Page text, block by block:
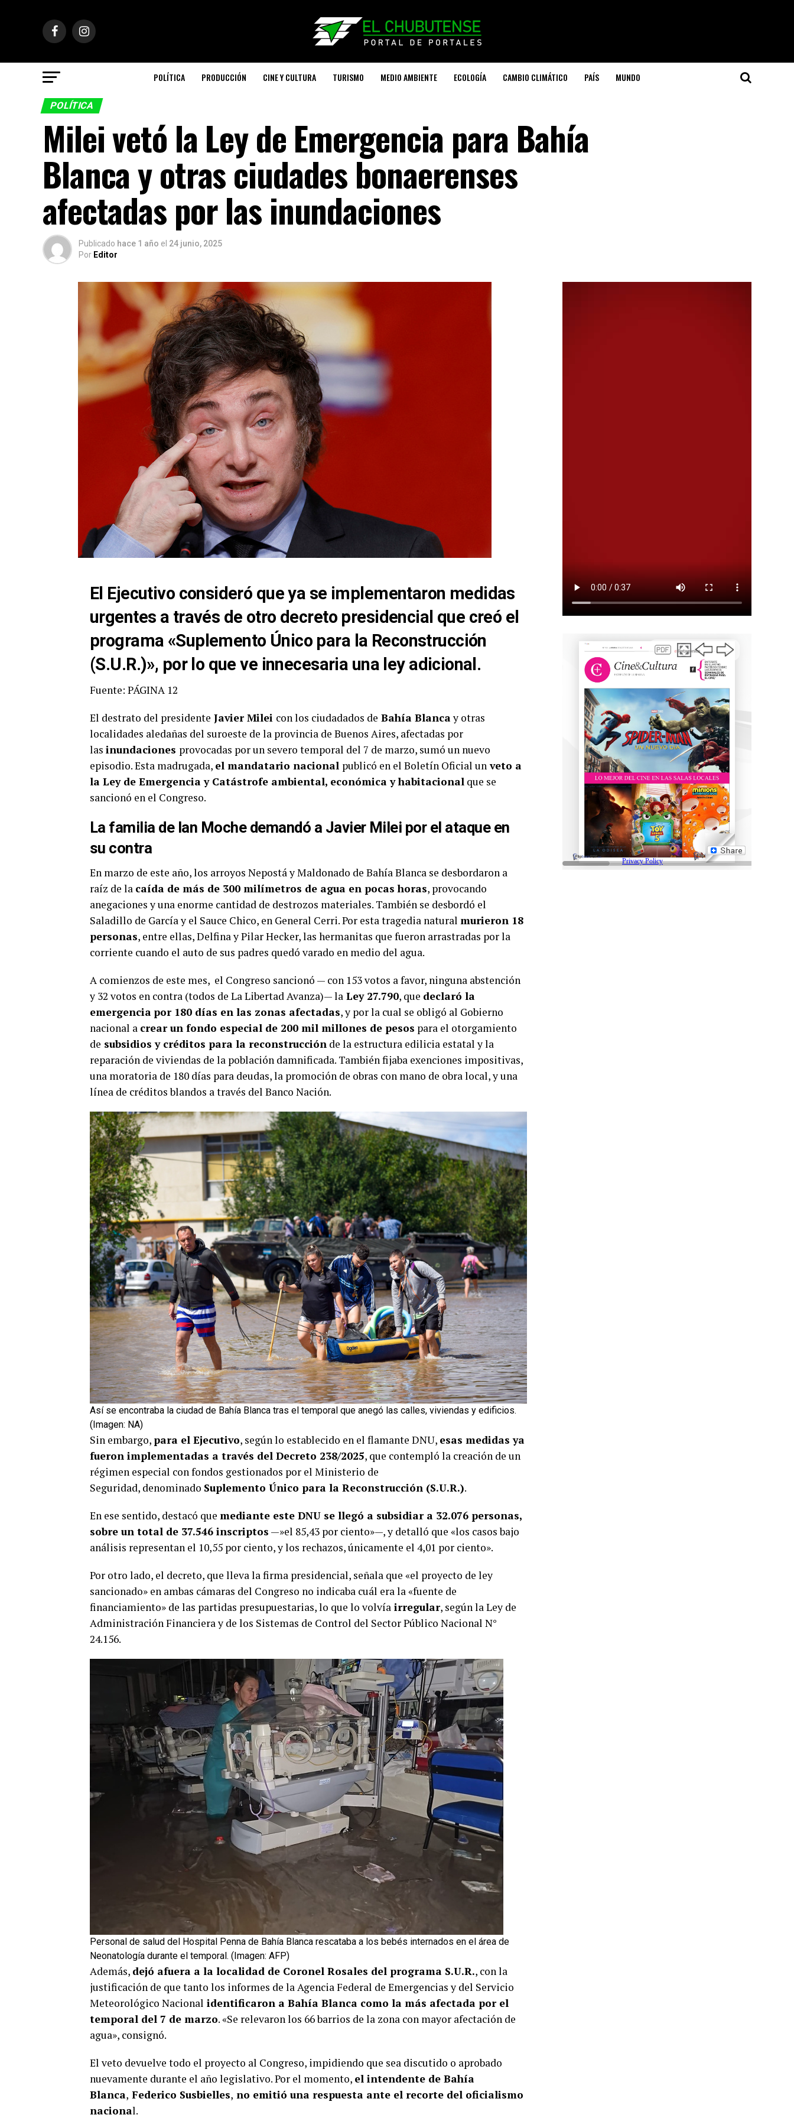
POLÍTICA PRODUCCIÓN CINE Y CULTURA TURISMO MEDIO AMBIENTE ECOLOGÍA CAMBIO CLIMÁTICO PAÍS MUNDO
POLÍTICA
Milei vetó la Ley de Emergencia para Bahía
Blanca y otras ciudades bonaerenses
afectadas por las inundaciones
Publicado hace 1 año el 24 junio, 2025
Por Editor
El Ejecutivo consideró que ya se implementaron medidas
urgentes a través de otro decreto presidencial que creó el
programa «Suplemento Único para la Reconstrucción
(S.U.R.)», por lo que ve innecesaria una ley adicional.
Fuente: PÁGINA 12
El destrato del presidente Javier Milei con los ciudadados de Bahía Blancay otras
localidades aledañas del suroeste de la provincia de Buenos Aires, afectadas por
las inundaciones provocadas por un severo temporal del 7 de marzo, sumó un nuevo
episodio. Esta madrugada, el mandatario nacional publicó en el Boletín Oficial unveto a
la Ley de Emergencia y Catástrofe ambiental, económica y habitacional que se
sancionó en el Congreso.
La familia de Ian Moche demandó a Javier Milei por el ataque en
su contra
En marzo de este año, los arroyos Nepostá y Maldonado de Bahía Blanca se desbordaron a
raíz de la caída de más de 300 milímetros de agua en pocas horas, provocando
anegaciones y una enorme cantidad de destrozos materiales. También se desbordó el
Saladillo de García y el Sauce Chico, en General Cerri. Por esta tragedia natural murieron 18
personas, entre ellas, Delfina y Pilar Hecker, las hermanitas que fueron arrastradas por la
corriente cuando el auto de sus padres quedó varado en medio del agua.
A comienzos de este mes, el Congreso sancionó — con 153 votos a favor, ninguna abstención
y 32 votos en contra (todos de La Libertad Avanza)— la Ley 27.790, que declaró la
emergencia por 180 días en las zonas afectadas, y por la cual se obligó al Gobierno
nacional a crear un fondo especial de 200 mil millones de pesos para el otorgamiento
de subsidios y créditos para la reconstrucción de la estructura edilicia estatal y la
reparación de viviendas de la población damnificada. También fijaba exenciones impositivas,
una moratoria de 180 días para deudas, la promoción de obras con mano de obra local, y una
línea de créditos blandos a través del Banco Nación.
Así se encontraba la ciudad de Bahía Blanca tras el temporal que anegó las calles, viviendas y edificios.
(Imagen: NA)
Sin embargo, para el Ejecutivo, según lo establecido en el flamante DNU, esas medidas ya
fueron implementadas a través del Decreto 238/2025, que contempló la creación de un
régimen especial con fondos gestionados por el Ministerio de
Seguridad, denominado Suplemento Único para la Reconstrucción (S.U.R.).
En ese sentido, destacó que mediante este DNU se llegó a subsidiar a 32.076 personas,
sobre un total de 37.546 inscriptos —»el 85,43 por ciento»—, y detalló que «los casos bajo
análisis representan el 10,55 por ciento, y los rechazos, únicamente el 4,01 por ciento».
Por otro lado, el decreto, que lleva la firma presidencial, señala que «el proyecto de ley
sancionado» en ambas cámaras del Congreso no indicaba cuál era la «fuente de
financiamiento» de las partidas presupuestarias, lo que lo volvía irregular, según la Ley de
Administración Financiera y de los Sistemas de Control del Sector Público Nacional N°
24.156.
Personal de salud del Hospital Penna de Bahía Blanca rescataba a los bebés internados en el área de
Neonatología durante el temporal. (Imagen: AFP)
Además, dejó afuera a la localidad de Coronel Rosales del programa S.U.R., con la
justificación de que tanto los informes de la Agencia Federal de Emergencias y del Servicio
Meteorológico Nacional identificaron a Bahía Blanca como la más afectada por el
temporal del 7 de marzo. «Se relevaron los 66 barrios de la zona con mayor afectación de
agua», consignó.
El veto devuelve todo el proyecto al Congreso, impidiendo que sea discutido o aprobado
nuevamente durante el año legislativo. Por el momento, el intendente de Bahía
Blanca, Federico Susbielles, no emitió una respuesta ante el recorte del oficialismo
nacional.